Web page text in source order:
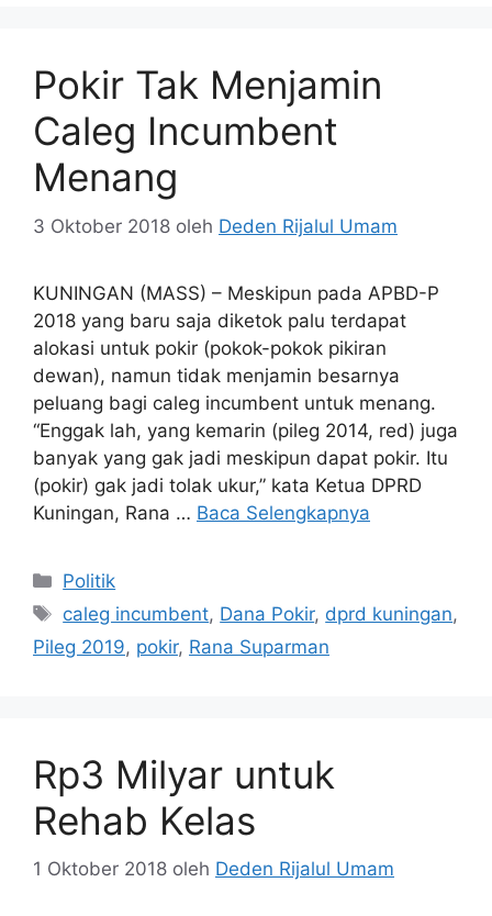
Pokir Tak Menjamin
Caleg Incumbent
Menang
3 Oktober 2018 oleh Deden Rijalul Umam
KUNINGAN (MASS) – Meskipun pada APBD-P
2018 yang baru saja diketok palu terdapat
alokasi untuk pokir (pokok-pokok pikiran
dewan), namun tidak menjamin besarnya
peluang bagi caleg incumbent untuk menang.
“Enggak lah, yang kemarin (pileg 2014, red) juga
banyak yang gak jadi meskipun dapat pokir. Itu
(pokir) gak jadi tolak ukur,” kata Ketua DPRD
Kuningan, Rana … Baca Selengkapnya
Kategori
Politik
Tag
caleg incumbent, Dana Pokir, dprd kuningan,
Pileg 2019, pokir, Rana Suparman
Rp3 Milyar untuk
Rehab Kelas
1 Oktober 2018 oleh Deden Rijalul Umam